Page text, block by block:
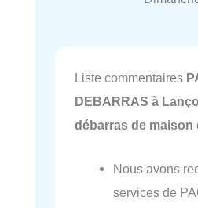
Liste commentaires
DEBARRAS à
débarras de maison
Nous avons
services de